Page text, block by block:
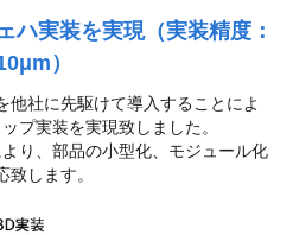
ハ実装を実現（実装精度：
）
他社に先駆けて導入することによ
プ実装を実現致しました。
り、部品の小型化、モジュール化
致します。